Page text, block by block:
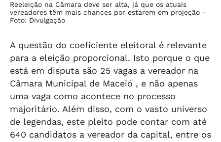
Reeleição na Câmara deve ser alta, já que os atuais
vereadores têm mais chances por estarem em projeção -
Foto: Divulgação
A questão do coeficiente eleitoral é relevante
para a eleição proporcional. Isto porque o que
está em disputa são 25 vagas a vereador na
Câmara Municipal de Maceió , e não apenas
uma vaga como acontece no processo
majoritário. Além disso, com o vasto universo
de legendas, este pleito pode contar com até
640 candidatos a vereador da capital, entre os